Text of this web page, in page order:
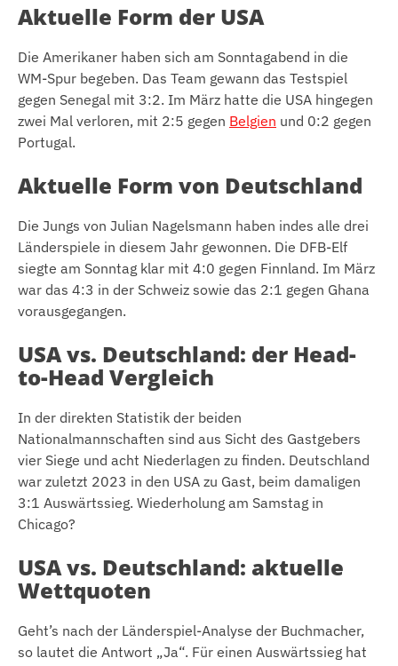
Aktuelle Form der USA
Die Amerikaner haben sich am Sonntagabend in die
WM-Spur begeben. Das Team gewann das Testspiel
gegen Senegal mit 3:2. Im März hatte die USA hingegen
zwei Mal verloren, mit 2:5 gegen Belgien und 0:2 gegen
Portugal.
Aktuelle Form von Deutschland
Die Jungs von Julian Nagelsmann haben indes alle drei
Länderspiele in diesem Jahr gewonnen. Die DFB-Elf
siegte am Sonntag klar mit 4:0 gegen Finnland. Im März
war das 4:3 in der Schweiz sowie das 2:1 gegen Ghana
vorausgegangen.
USA vs. Deutschland: der Head-
to-Head Vergleich
In der direkten Statistik der beiden
Nationalmannschaften sind aus Sicht des Gastgebers
vier Siege und acht Niederlagen zu finden. Deutschland
war zuletzt 2023 in den USA zu Gast, beim damaligen
3:1 Auswärtssieg. Wiederholung am Samstag in
Chicago?
USA vs. Deutschland: aktuelle
Wettquoten
Geht’s nach der Länderspiel-Analyse der Buchmacher,
so lautet die Antwort „Ja“. Für einen Auswärtssieg hat